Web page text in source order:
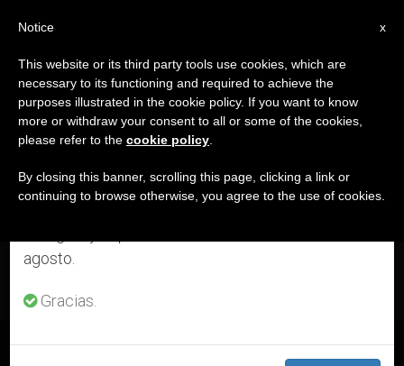
DÍA
Mayo 20th, 2017
ÚLTIMAS NOTICIAS
San Eugenio de Mazenod – 21 de mayo
×
Aviso importante
Del 27 de julio al 7 de agosto haremos la pausa
anual, aprovechando que en el periodo de verano
se generan menos informaciones y también el
agosto.
Gracias.
x
Notice
This website or its third party tools use cookies, which are
necessary to its functioning and required to achieve the
purposes illustrated in the cookie policy. If you want to know
more or withdraw your consent to all or some of the cookies,
please refer to the cookie policy
By closing this banner, scrolling this page, clicking a link or
continuing to browse otherwise, you agree to the use of cookies.